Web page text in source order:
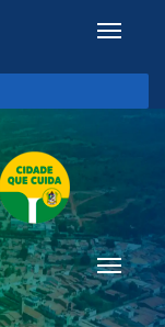
Toggle
Toggle